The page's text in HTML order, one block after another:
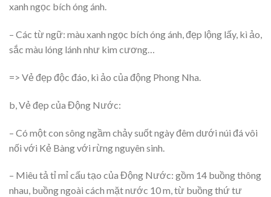
xanh ngọc bích óng ánh.
– Các từ ngữ: màu xanh ngọc bích óng ánh, đẹp lộng lấy, kì ảo,
sắc màu lóng lánh như kim cương…
=> Vẻ đẹp độc đáo, kì ảo của động Phong Nha.
b, Vẻ đẹp của Động Nước:
– Có một con sông ngầm chảy suốt ngày đêm dưới núi đá vôi
nối với Kẻ Bàng với rừng nguyên sinh.
– Miêu tả tỉ mỉ cấu tạo của Động Nước: gồm 14 buồng thông
nhau, buồng ngoài cách mặt nước 10 m, từ buồng thứ tư